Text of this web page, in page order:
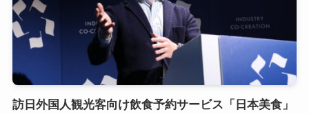
訪日外国人観光客向け飲食予約サービス「日本美食」